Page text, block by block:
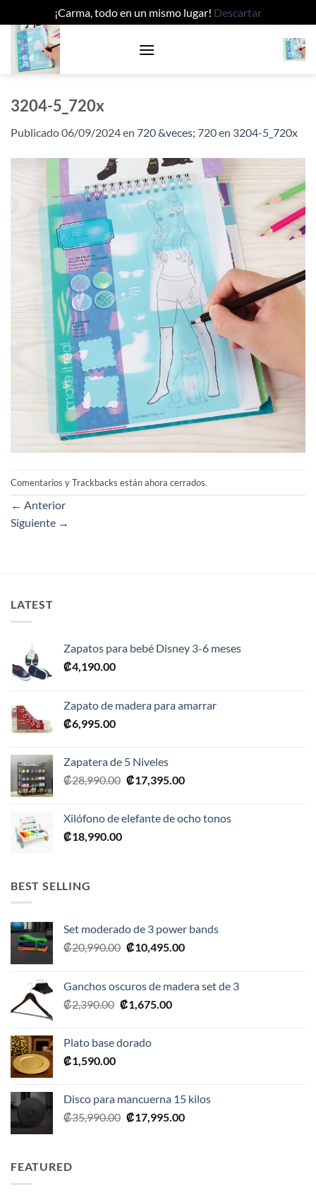
¡Carma, todo en un mismo lugar! Descartar
Saltar
contenido
3204-5_720x
Publicado06/09/2024en 720 &veces; 720en 3204-5_720x
Comentarios y Trackbacks están ahora cerrados.
← Anterior
Siguiente →
LATEST
Zapatos para bebé Disney 3-6 meses
₡4,190.00
Zapato de madera para amarrar
₡6,995.00
Zapatera de 5 Niveles
₡28,990.00 El
era:
₡17,395.00El
es:
Xilófono de elefante de ocho tonos
₡18,990.00
BEST SELLING
Set moderado de 3 power bands
₡20,990.00 El
era:
₡20,990.00.
₡10,495.00El
es:
Ganchos oscuros de madera set de 3
₡2,390.00 El
era:
₡1,675.00El
Plato base dorado
₡1,590.00
Disco para mancuerna 15 kilos
₡35,990.00 El
₡17,995.00El
FEATURED